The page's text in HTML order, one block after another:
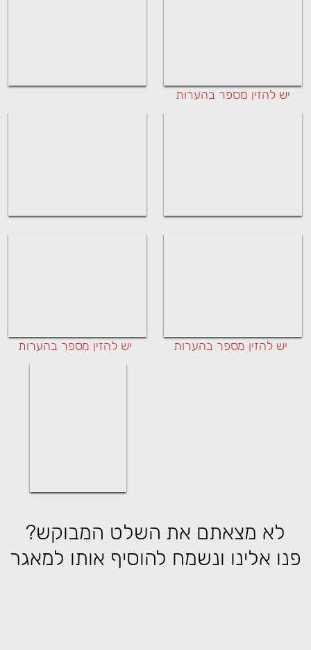
לא מצאתם את השלט המבוקש?
פנו אלינו ונשמח להוסיף אותו למאגר
יש להזין מספר בהערות
יש להזין מספר בהערות
יש להזין מספר בהערות